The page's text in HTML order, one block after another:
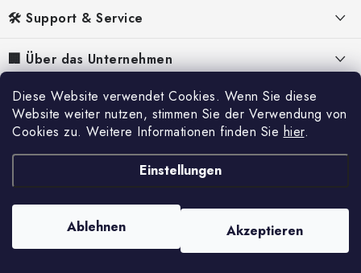
Diese Website verwendet Cookies. Wenn Sie diese
Website weiter nutzen, stimmen Sie der Verwendung von
Cookies zu. Weitere Informationen finden Sie hier.
Einstellungen
Ablehnen Akzeptieren
e
lDatenschutzerklärung
Cookie-Richtlinie
Widerruf
Versand & Zahlung
🛠️ Support & Service
FAQ – Häufig gestellte Fragen
Anleitungen für Luftentfeuchter
Reklamation
Ware beim Transport beschädigt
🏢 Über das Unternehmen
Über uns
Warum Hahn & Sohn?
Kontakte
Stellenangebote
📰 Inspiration & Inhalte
Referenzen
Blog
Katalog
Erstellt von Shoptet
Copyright 2026 . Alle Rechte vorbehalten.